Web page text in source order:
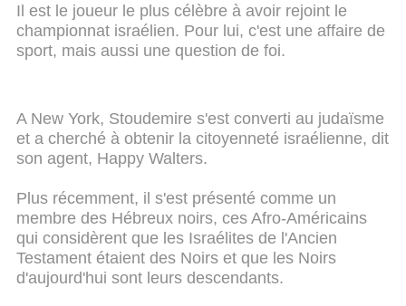
Il est le joueur le plus célèbre à avoir rejoint le
championnat israélien. Pour lui, c'est une affaire de
sport, mais aussi une question de foi.
A New York, Stoudemire s'est converti au judaïsme
et a cherché à obtenir la citoyenneté israélienne, dit
son agent, Happy Walters.
Plus récemment, il s'est présenté comme un
membre des Hébreux noirs, ces Afro-Américains
qui considèrent que les Israélites de l'Ancien
Testament étaient des Noirs et que les Noirs
d'aujourd'hui sont leurs descendants.